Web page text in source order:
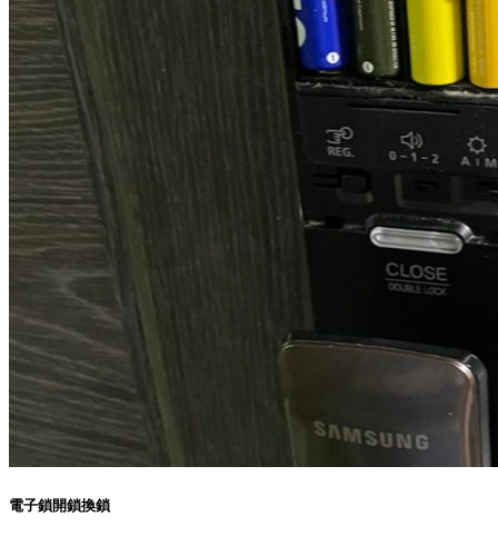
電子鎖開鎖換鎖